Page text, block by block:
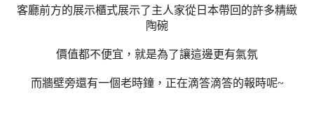
客廳前方的展示櫃式展示了主人家從日本帶回的許多精緻
陶碗
價值都不便宜，就是為了讓這邊更有氣氛
而牆壁旁還有一個老時鐘，正在滴答滴答的報時呢~